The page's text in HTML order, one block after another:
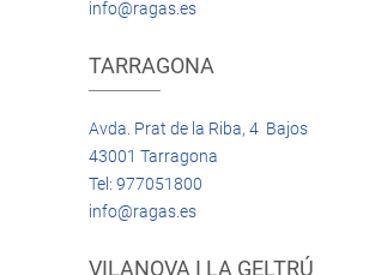
info@ragas.es
TARRAGONA
Avda. Prat de la Riba, 4 Bajos
43001 Tarragona
Tel: 977051800
info@ragas.es
VILANOVA I LA GELTRÚ